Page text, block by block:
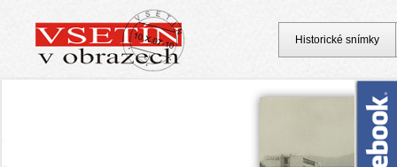
Historické snímky